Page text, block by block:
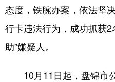
辽宁 吉林
浙江 安徽
山东
广东 广西
态度，铁腕办案，依法坚
行卡违法行为，成功抓获
助”嫌疑人。
10月11日起，盘锦市